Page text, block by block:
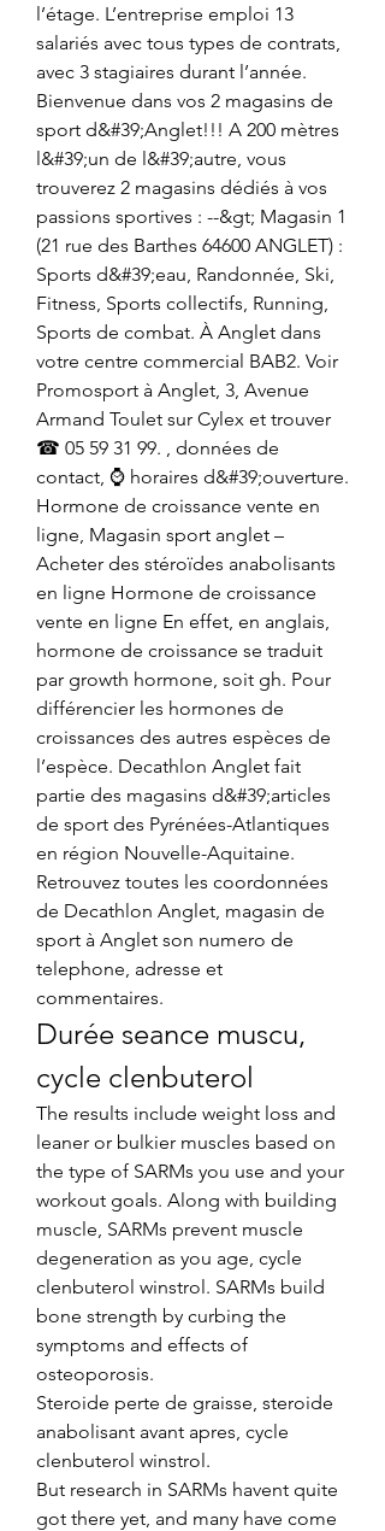
l’étage. L’entreprise emploi 13
salariés avec tous types de contrats,
avec 3 stagiaires durant l’année.
Bienvenue dans vos 2 magasins de
sport d&#39;Anglet!!! A 200 mètres
l&#39;un de l&#39;autre, vous
trouverez 2 magasins dédiés à vos
passions sportives : --&gt; Magasin 1
(21 rue des Barthes 64600 ANGLET) :
Sports d&#39;eau, Randonnée, Ski,
Fitness, Sports collectifs, Running,
Sports de combat. À Anglet dans
votre centre commercial BAB2. Voir
Promosport à Anglet, 3, Avenue
Armand Toulet sur Cylex et trouver
☎ 05 59 31 99. , données de
contact, ⌚ horaires d&#39;ouverture.
Hormone de croissance vente en
ligne, Magasin sport anglet –
Acheter des stéroïdes anabolisants
en ligne Hormone de croissance
vente en ligne En effet, en anglais,
hormone de croissance se traduit
par growth hormone, soit gh. Pour
différencier les hormones de
croissances des autres espèces de
l’espèce. Decathlon Anglet fait
partie des magasins d&#39;articles
de sport des Pyrénées-Atlantiques
en région Nouvelle-Aquitaine.
Retrouvez toutes les coordonnées
de Decathlon Anglet, magasin de
sport à Anglet son numero de
telephone, adresse et
commentaires.
Durée seance muscu,
cycle clenbuterol
The results include weight loss and
leaner or bulkier muscles based on
the type of SARMs you use and your
workout goals. Along with building
muscle, SARMs prevent muscle
degeneration as you age, cycle
clenbuterol winstrol. SARMs build
bone strength by curbing the
symptoms and effects of
osteoporosis.
Steroide perte de graisse, steroide
anabolisant avant apres, cycle
clenbuterol winstrol.
But research in SARMs havent quite
got there yet, and many have come